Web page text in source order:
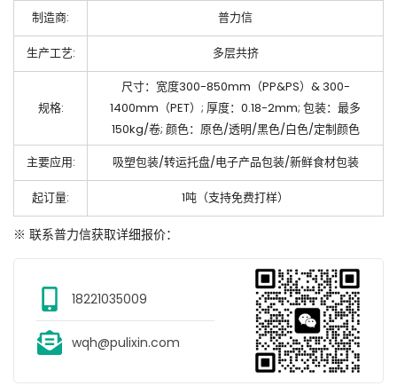
制造商: 普力信
生产工艺: 多层共挤
规格:
尺寸：宽度300-850mm（PP&PS）& 300-
1400mm（PET）; 厚度：0.18-2mm; 包装：最多
150kg/卷; 颜色：原色/透明/黑色/白色/定制颜色
主要应用:
吸塑包装/转运托盘/电子产品包装/新鲜食材包装
起订量: 1吨（支持免费打样）
※ 联系普力信获取详细报价：
18221035009
wqh@pulixin.com